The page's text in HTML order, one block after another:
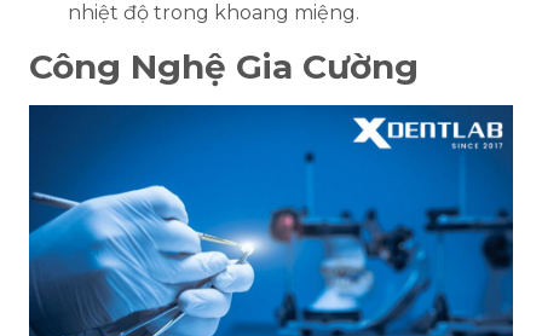
nhiệt độ trong khoang miệng.
Công Nghệ Gia Cường